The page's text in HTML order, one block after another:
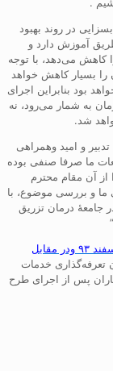
.
در روند بهبود
آموزش دارد و
کاهش می‌دهد، با توجه
را بسیار کاهش خواهد
بود بنابراین اجرای
به شمار می‌رود، نه
شد.
و امید وهمراهی
ما صرفا صنفی بوده
از آن مقام محترم
ما و بررسی موضوع، با
جامعهٔ درمان تزریق
تجمع بزرگ جامعه پرستاری روز ۳ اسفند ۹۳ ودر مقابل
تعرفه‌گذاری خدمات
پس از اجرای طرح